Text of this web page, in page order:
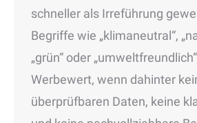
schneller als Irreführung
Begriffe wie „klimaneutral“,
„grün“ oder
Werbewert, wenn dahinter
überprüfbaren Daten, keine